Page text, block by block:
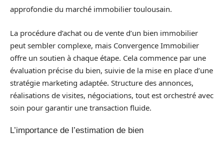
approfondie du marché immobilier toulousain.
La procédure d’achat ou de vente d’un bien immobilier
peut sembler complexe, mais Convergence Immobilier
offre un soutien à chaque étape. Cela commence par une
évaluation précise du bien, suivie de la mise en place d’une
stratégie marketing adaptée. Structure des annonces,
réalisations de visites, négociations, tout est orchestré avec
soin pour garantir une transaction fluide.
L’importance de l’estimation de bien